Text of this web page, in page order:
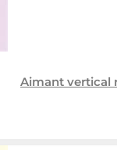
Aimant vertical